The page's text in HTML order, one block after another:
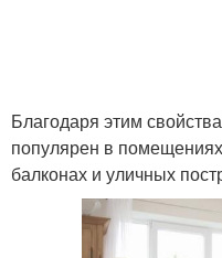
Благодаря этим
популярен в
балконах и уличных